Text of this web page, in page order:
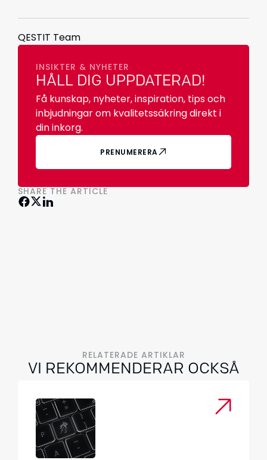
QESTIT Team
INSIKTER & NYHETER
HÅLL DIG UPPDATERAD!
Få kunskap, nyheter, inspiration, tips och
inbjudningar om kvalitetssäkring direkt i
din inkorg.
PRENUMERERA
SHARE THE ARTICLE
RELATERADE ARTIKLAR
VI REKOMMENDERAR OCKSÅ